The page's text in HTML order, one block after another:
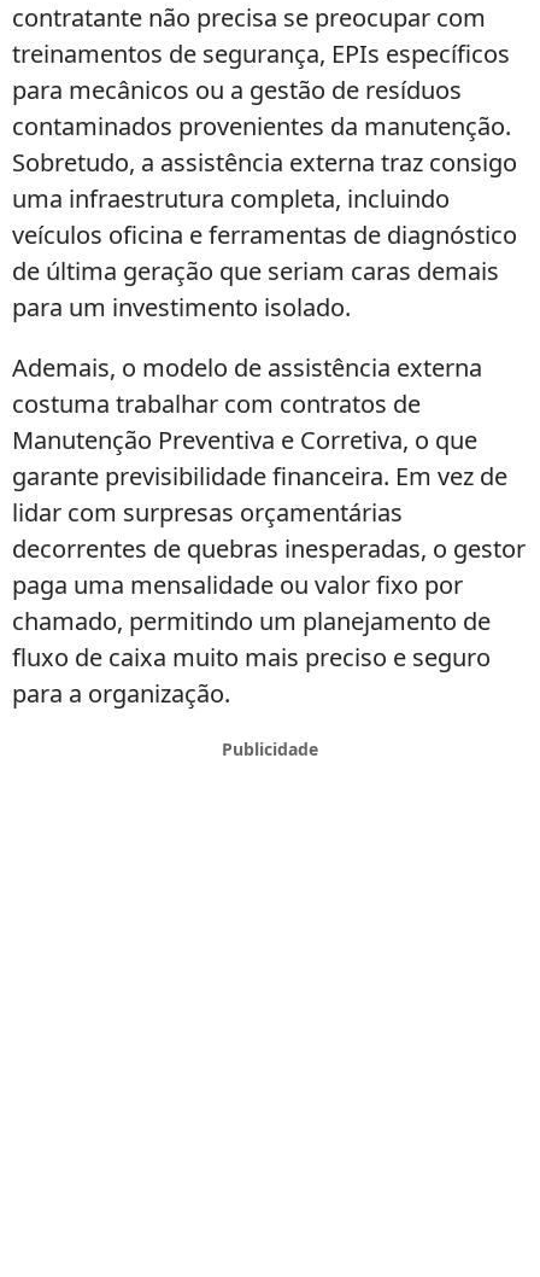
contratante não precisa se preocupar com
treinamentos de segurança, EPIs específicos
para mecânicos ou a gestão de resíduos
contaminados provenientes da manutenção.
Sobretudo, a assistência externa traz consigo
uma infraestrutura completa, incluindo
veículos oficina e ferramentas de diagnóstico
de última geração que seriam caras demais
para um investimento isolado.
Ademais, o modelo de assistência externa
costuma trabalhar com contratos de
Manutenção Preventiva e Corretiva, o que
garante previsibilidade financeira. Em vez de
lidar com surpresas orçamentárias
decorrentes de quebras inesperadas, o gestor
paga uma mensalidade ou valor fixo por
chamado, permitindo um planejamento de
fluxo de caixa muito mais preciso e seguro
para a organização.